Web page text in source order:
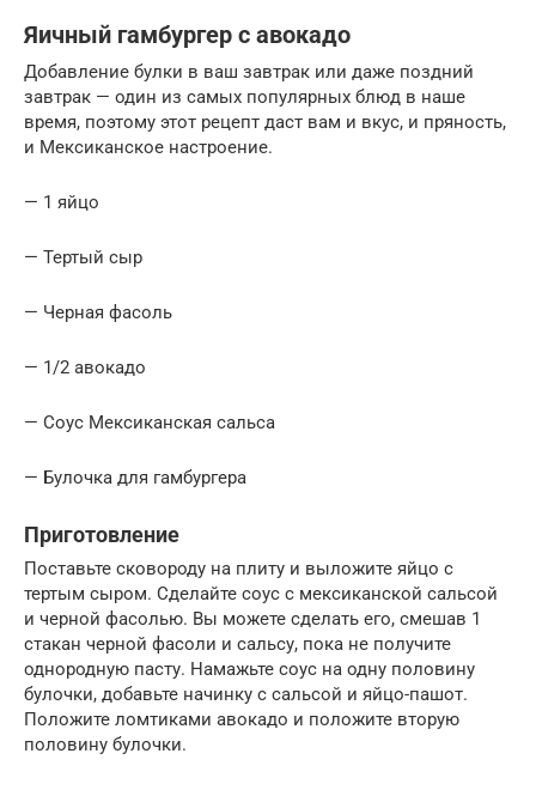
Яичный гамбургер с авокадо
Добавление булки в ваш завтрак или даже поздний
завтрак — один из самых популярных блюд в наше
время, поэтому этот рецепт даст вам и вкус, и пряность,
и Мексиканское настроение.
— 1 яйцо
— Тертый сыр
— Черная фасоль
— 1/2 авокадо
— Соус Мексиканская сальса
— Булочка для гамбургера
Приготовление
Поставьте сковороду на плиту и выложите яйцо с
тертым сыром. Сделайте соус с мексиканской сальсой
и черной фасолью. Вы можете сделать его, смешав 1
стакан черной фасоли и сальсу, пока не получите
однородную пасту. Намажьте соус на одну половину
булочки, добавьте начинку с сальсой и яйцо-пашот.
Положите ломтиками авокадо и положите вторую
половину булочки.